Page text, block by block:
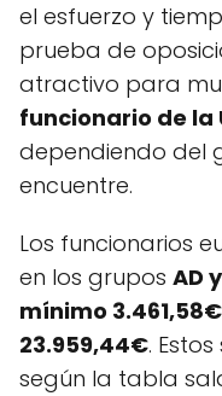
el esfuerzo y
prueba de
atractivo para
funcionario de la
dependiendo del
encuentre.
Los funcionarios
en los grupos AD
mínimo
23.959,44€.
según la tabla